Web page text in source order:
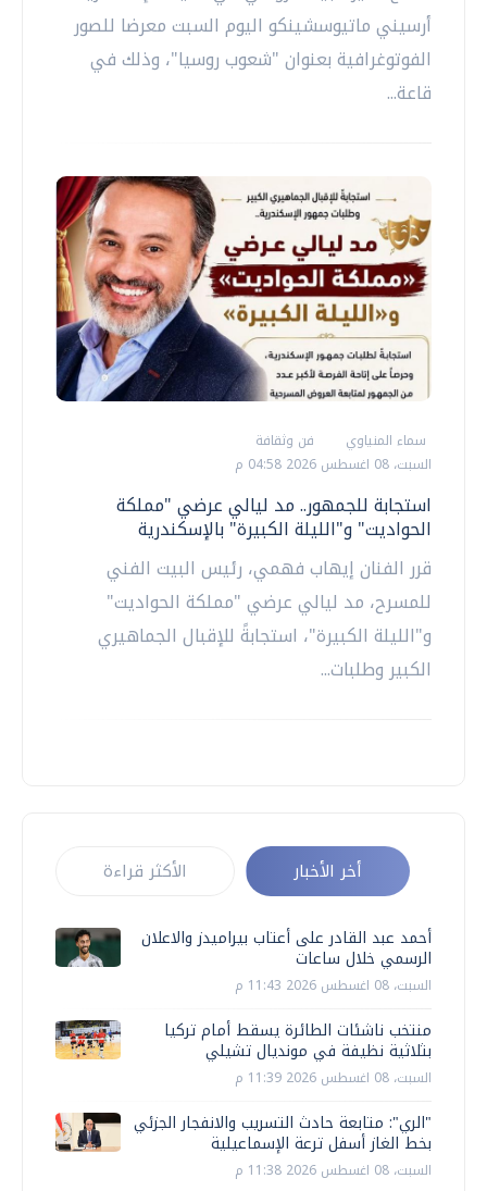
أرسيني ماتيوسشينكو اليوم السبت معرضا للصور
الفوتوغرافية بعنوان "شعوب روسيا"، وذلك في
قاعة...
سماء المنياوي
فن وثقافة
السبت، 08 اغسطس 2026 04:58 م
استجابة للجمهور.. مد ليالي عرضي "مملكة
الحواديت" و"الليلة الكبيرة" بالإسكندرية
قرر الفنان إيهاب فهمي، رئيس البيت الفني
للمسرح، مد ليالي عرضي "مملكة الحواديت"
و"الليلة الكبيرة"، استجابةً للإقبال الجماهيري
الكبير وطلبات...
أخر الأخبار الأكثر قراءة
أحمد عبد القادر على أعتاب بيراميدز والاعلان
الرسمي خلال ساعات
السبت، 08 اغسطس 2026 11:43 م
منتخب ناشئات الطائرة يسقط أمام تركيا
بثلاثية نظيفة في مونديال تشيلي
السبت، 08 اغسطس 2026 11:39 م
"الري": متابعة حادث التسريب والانفجار الجزئي
بخط الغاز أسفل ترعة الإسماعيلية
السبت، 08 اغسطس 2026 11:38 م